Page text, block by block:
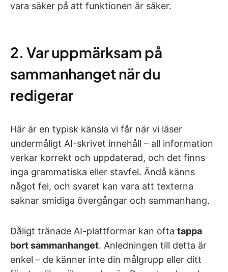
vara säker på att funktionen är säker.
2. Var uppmärksam på
sammanhanget när du
redigerar
Här är en typisk känsla vi får när vi läser
undermåligt AI-skrivet innehåll – all information
verkar korrekt och uppdaterad, och det finns
inga grammatiska eller stavfel. Ändå känns
något fel, och svaret kan vara att texterna
saknar smidiga övergångar och sammanhang.
Dåligt tränade AI-plattformar kan ofta tappa
bort sammanhanget. Anledningen till detta är
enkel – de känner inte din målgrupp eller ditt